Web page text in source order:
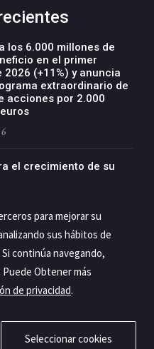
los 6.000 millones de
en el primer
2026 (+11%) y anuncia
extraordinario de
acciones por 2.000
el crecimiento de su
presente en siete
Empresarial
para mejorar su
sus hábitos de
continúa navegando,
Obtener más
de privacidad.
Seleccionar cookies